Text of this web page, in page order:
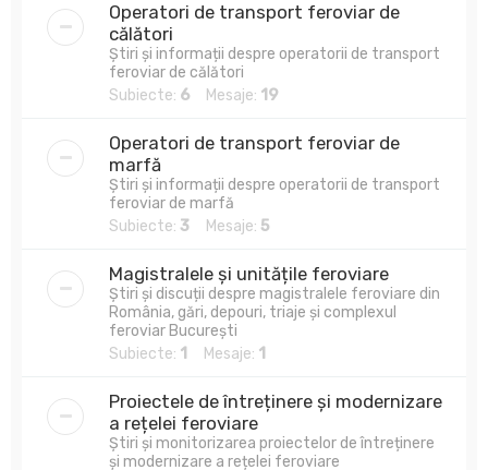
Operatori de transport feroviar de
călători
Știri și informații despre operatorii de transport
feroviar de călători
Subiecte: 6 Mesaje: 19
Operatori de transport feroviar de
marfă
Știri și informații despre operatorii de transport
feroviar de marfă
Subiecte: 3 Mesaje: 5
Magistralele și unitățile feroviare
Știri și discuții despre magistralele feroviare din
România, gări, depouri, triaje și complexul
feroviar București
Subiecte: 1 Mesaje: 1
Proiectele de întreținere și modernizare
a rețelei feroviare
Știri și monitorizarea proiectelor de întreținere
și modernizare a rețelei feroviare